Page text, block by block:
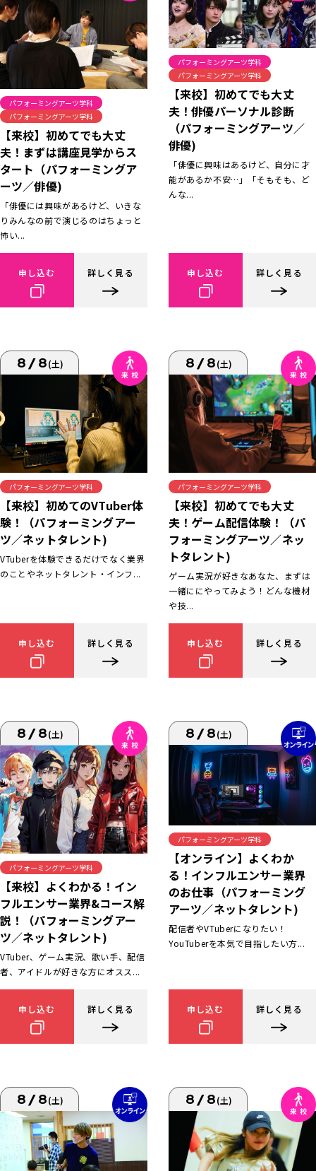
パフォーミングアーツ学科
パフォーミングアーツ学科
【来校】初めてでも大丈
夫！まずは講座見学からス
タート（パフォーミングア
ーツ／俳優)
「俳優には興味があるけど、いきな
りみんなの前で演じるのはちょっと
怖い...
申し込む 詳しく見る
パフォーミングアーツ学科
パフォーミングアーツ学科
【来校】初めてでも大丈
夫！俳優パーソナル診断
（パフォーミングアーツ／
俳優)
「俳優に興味はあるけど、自分に才
能があるか不安…」「そもそも、ど
んな...
申し込む 詳しく見る
8/8(土)
パフォーミングアーツ学科
【来校】初めてのVTuber体
験！（パフォーミングアー
ツ／ネットタレント)
VTuberを体験できるだけでなく業界
のことやネットタレント・インフ...
申し込む 詳しく見る
8/8(土)
パフォーミングアーツ学科
【来校】初めてでも大丈
夫！ゲーム配信体験！（パ
フォーミングアーツ／ネッ
トタレント)
ゲーム実況が好きなあなた、まずは
一緒ににやってみよう！どんな機材
や技...
申し込む 詳しく見る
8/8(土)
パフォーミングアーツ学科
【来校】よくわかる！イン
フルエンサー業界&コース解
説！（パフォーミングアー
ツ／ネットタレント)
VTuber、ゲーム実況、歌い手、配信
者、アイドルが好きな方にオスス...
申し込む 詳しく見る
8/8(土)
パフォーミングアーツ学科
【オンライン】よくわか
る！インフルエンサー業界
のお仕事（パフォーミング
アーツ／ネットタレント)
配信者やVTuberになりたい！
YouTuberを本気で目指したい方...
申し込む 詳しく見る
8/8(土) 8/8(土)